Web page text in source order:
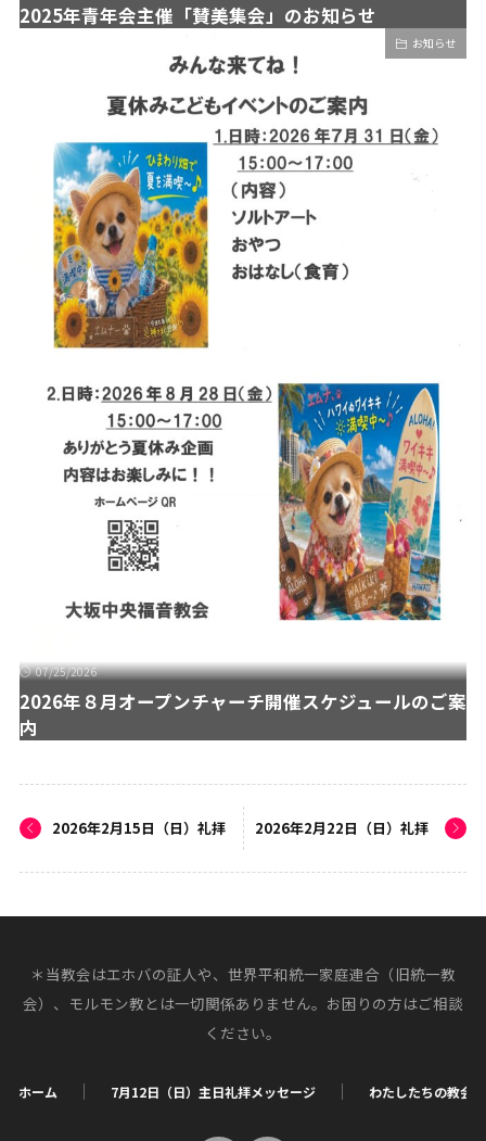
2025年青年会主催「賛美集会」のお知らせ
お知らせ
07/25/2026
2026年８月オープンチャーチ開催スケジュールのご案
内
2026年2月15日（日）礼拝 2026年2月22日（日）礼拝
＊当教会はエホバの証人や、世界平和統一家庭連合（旧統一教
会）、モルモン教とは一切関係ありません。お困りの方はご相談
ください。
ホーム 7月12日（日）主日礼拝メッセージ わたしたちの教会